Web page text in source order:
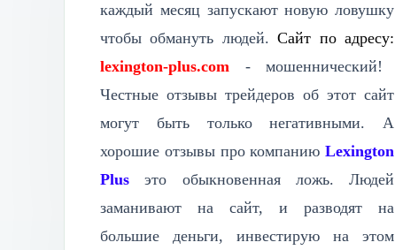
каждый месяц запускают новую ловушку
чтобы обмануть людей. Сайт по адресу:
lexington-plus.com - мошеннический!
Честные отзывы трейдеров об этот сайт
могут быть только негативными. А
хорошие отзывы про компанию Lexington
Plusэто обыкновенная ложь. Людей
заманивают на сайт, и разводят на
большие деньги, инвестирую на этом